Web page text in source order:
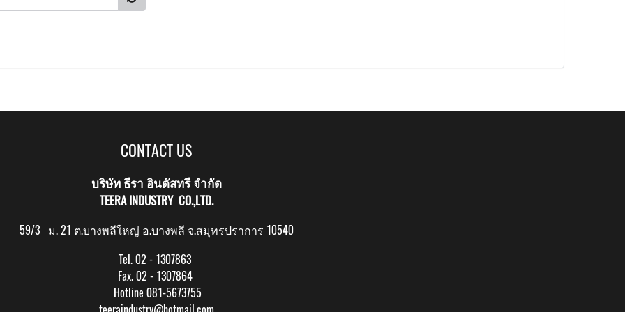
CONTACT US
บริษัท ธีรา อินดัสทรี จำกัด
TEERA INDUSTRY CO.,LTD.
59/3 ม. 21 ต.บางพลีใหญ่ อ.บางพลี จ.สมุทรปราการ 10540
Tel. 02 - 1307863
Fax. 02 - 1307864
Hotline 081-5673755